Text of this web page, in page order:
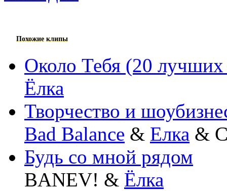
Похожие клипы
Около Тебя (20 лучших
Ёлка
Творчество и
Bad Balance & Елка &
Будь со мной рядом
BANEV! & Ёлка